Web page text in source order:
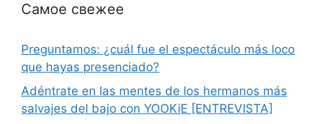
Самое свежее
Preguntamos: ¿cuál fue el espectáculo más loco
que hayas presenciado?
Adéntrate en las mentes de los hermanos más
salvajes del bajo con YOOKiE [ENTREVISTA]